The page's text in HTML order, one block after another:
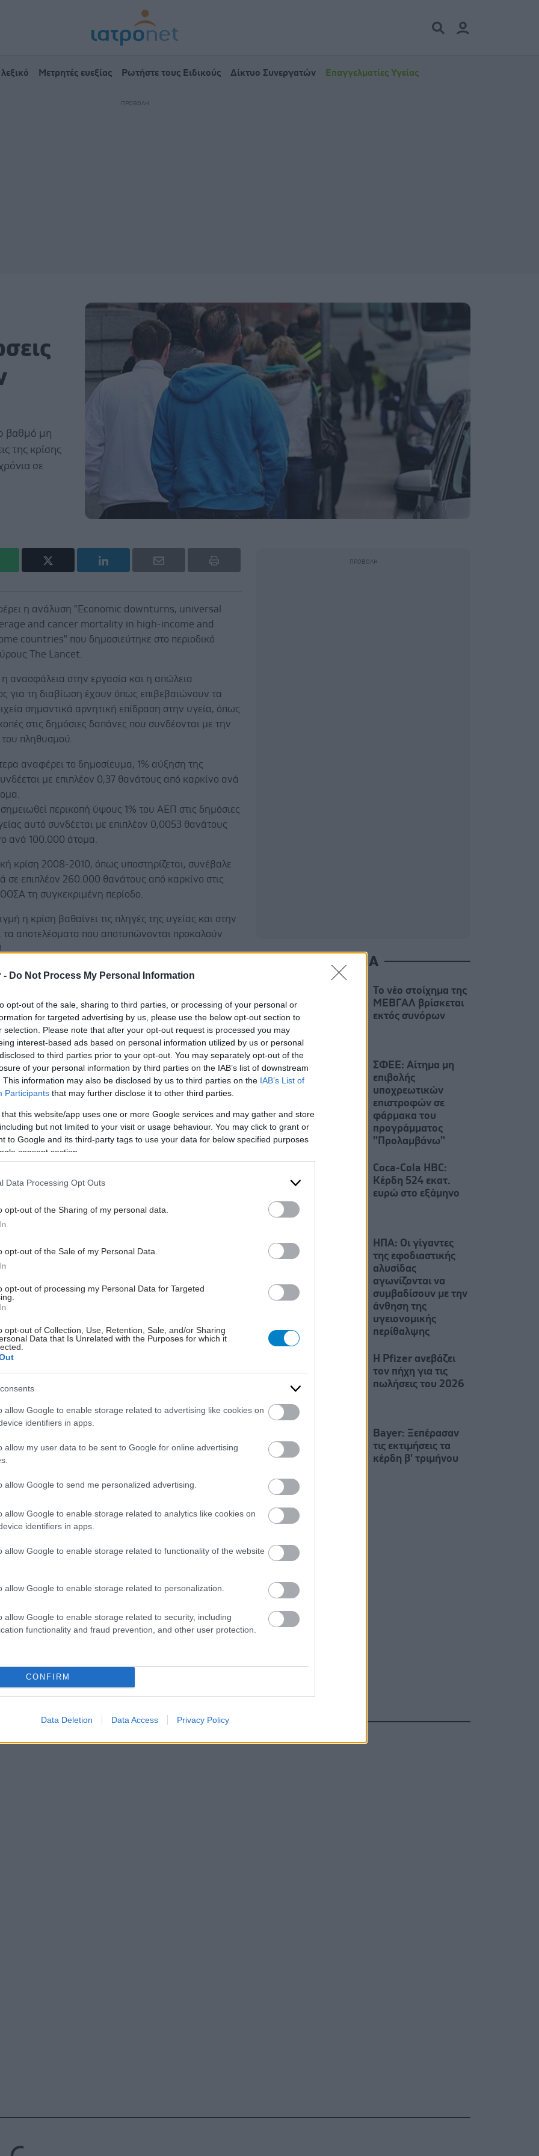
- Do Not Process My Personal Information
opt-out of the sale, sharing to third parties, or processing of your personal or
for targeted advertising by us, please use the below opt-out section to
selection. Please note that after your opt-out request is processed you may
interest-based ads based on personal information utilized by us or personal
to third parties prior to your opt-out. You may separately opt-out of the
of your personal information by third parties on the IAB’s list of downstream
This information may also be disclosed by us to third parties on the IAB’s List of
Participants that may further disclose it to other third parties.
that this website/app uses one or more Google services and may gather and store
but not limited to your visit or usage behaviour. You may click to grant or
to Google and its third-party tags to use your data for below specified purposes
consent section.
Data Processing Opt Outs
opt-out of the Sharing of my personal data.
opt-out of the Sale of my Personal Data.
opt-out of processing my Personal Data for Targeted
opt-out of Collection, Use, Retention, Sale, and/or Sharing
Data that Is Unrelated with the Purposes for which it
allow Google to enable storage related to advertising like cookies on
identifiers in apps.
allow my user data to be sent to Google for online advertising
allow Google to send me personalized advertising.
allow Google to enable storage related to analytics like cookies on
identifiers in apps.
allow Google to enable storage related to functionality of the website
allow Google to enable storage related to personalization.
allow Google to enable storage related to security, including
functionality and fraud prevention, and other user protection.
CONFIRM
Data Deletion Data Access Privacy Policy
λεξικό Μετρητές ευεξίας Ρωτήστε τους Ειδικούς Δίκτυο Συνεργατών Επαγγελματίες Υγείας
βαθμό μη
της κρίσης
σε
η ανάλυση "Economic downturns, universal
and cancer mortality in high-income and
countries" που δημοσιεύτηκε στο περιοδικό
Τhe Lancet.
η ανασφάλεια στην εργασία και η απώλεια
για τη διαβίωση έχουν όπως επιβεβαιώνουν τα
σημαντικά αρνητική επίδραση στην υγεία, όπως
στις δημόσιες δαπάνες που συνδέονται με την
πληθυσμού.
αναφέρει το δημοσίευμα, 1% αύξηση της
με επιπλέον 0,37 θανάτους από καρκίνο ανά
περικοπή ύψους 1% του ΑΕΠ στις δημόσιες
αυτό συνδέεται με επιπλέον 0,0053 θανάτους
ανά 100.000 άτομα.
κρίση 2008-2010, όπως υποστηρίζεται, συνέβαλε
σε επιπλέον 260.000 θανάτους από καρκίνο στις
τη συγκεκριμένη περίοδο.
η κρίση βαθαίνει τις πληγές της υγείας και στην
τα αποτελέσματα που αποτυπώνονται προκαλούν
της κατάθλιψης από 3,3% σε 8,2% την περίοδο
επιδημιών μεγάλης κλίμακας από το 2010 και
συμπερλαμβανομένου ελονοσία, Η1Ν1, Δυτικού
και Ηπατίτιδας C και ΗΙV.
των μολύνσεων από HIV ανάμεσα στους χρήστες
από 15 το 2010 σε 522 το 2013
της βρεφικής θνησιμότητας καταμετρώντας 3,8
ανά 1000 γεννήσεις το 2010 έναντι 2,7
θνησιγένειας πολλαπλασιάστηκε από 3,31 ανά
32%
των αυτοκτονιών κατά 45% την περίοδο 2007-2011.
το 2010 ήταν 377 θάνατοι, ενώ το 2013
τους 533, σημειώνοντας αύξηση κατά 41%.
χρόνιων νοσημάτων όπως καρδιακή ανεπάρκεια ή
προβλήματα εξαιτίας του χρόνιου άγχους
σε 26.5% το 2014
ασθενών έχει μειώσει τις επισκέψεις στη ΠΦΥ &
μειώσει τις συνολικές δαπάνες υγείας. Οι δαπάνες
το 2014
στη φαρμακευτική δαπάνη των νοικοκυριών οδηγεί
των νοσοκομειακών εισαγωγών (από ~1.6 εκατ.
το iatronet.gr στο Discover
της ΜΕΒΓΑΛ βρίσκεται εκτός συνόρων
ηγέτης στις μεταμοσχεύσεις στην Ευρώπη
ΔΙΑΒΑΣΤΕ ΑΚΟΜΑ
Το νέο στοίχημα της
ΜΕΒΓΑΛ βρίσκεται
εκτός συνόρων
ΣΦΕΕ: Αίτημα μη
επιβολής
υποχρεωτικών
επιστροφών σε
φάρμακα του
προγράμματος
''Προλαμβάνω''
Coca-Cola HBC:
Κέρδη 524 εκατ.
ευρώ στο εξάμηνο
ΗΠΑ: Οι γίγαντες
της εφοδιαστικής
αλυσίδας
αγωνίζονται να
συμβαδίσουν με την
άνθηση της
υγειονομικής
περίθαλψης
Η Pfizer ανεβάζει
τον πήχη για τις
πωλήσεις του 2026
Bayer: Ξεπέρασαν
τις εκτιμήσεις τα
κέρδη β' τριμήνου